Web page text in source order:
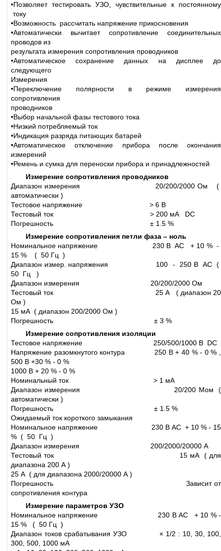
•Позволяет тестировать УЗО, чувствительные к постоянному
току
•Возможность рассчитать напряжение прикосновения
•Автоматически вычитает сопротивление соединительных
проводов из
результата измерения сопротивления проводников
•Автоматическое сохранение данных на дисплее до
следующего
Измерения
•Переключение полярности в режиме измерения
сопротивления
проводников
•Выбор начальной фазы тестового тока
•Низкий потребляемый ток
•Индикация разряда питающих батарей
•Автоматическое отключение прибора после окончания
измерений
•Ремень и сумка для переноски прибора и принадлежностей
Измерение сопротивления проводников
Диапазон измерения 20/200/2000 Ом (
автоматически )
Тестовое напряжение > 6 В
Тестовый ток > 200 мА DC
Погрешность ± 1.5 %
Измерение сопротивления петли фаза – ноль
Номинальное напряжение 230 В АС + 10 % -
15 % ( 50 Гц )
Диапазон измер. напряжения 100 - 250 В АС (
50 Гц )
Диапазон измерения 20/200/2000 Ом
Тестовый ток 25 А ( диапазон 20
Ом )
15 мА ( диапазон 200/2000 Ом )
Погрешность ± 3 %
Измерение сопротивления изоляции
Тестовое напряжение 250/500/1000 В DC
Напряжение разомкнутого контура 250 В + 40 % - 0 % ,
500 В +30 % - 0 %
1000 В + 20 % - 0 %
Номинальный ток > 1 мА
Диапазон измерения 20/200 Мом (
автоматически )
Погрешность ± 1.5 %
Ожидаемый ток короткого замыкания
Номинальное напряжение 230 В АС + 10 % - 15
% ( 50 Гц )
Диапазон измерения 200/2000/20000 А
Тестовый ток 15 мА ( для
диапазона 200 А )
25 А ( для диапазона 2000/20000 А )
Погрешность Зависит от
сопротивления контура
Измерение параметров УЗО
Номинальное напряжение 230 В АС + 10 % -
15 % ( 50 Гц )
Диапазон токов срабатывания УЗО × 1/2 : 10, 30, 100,
300, 500, 1000 мА